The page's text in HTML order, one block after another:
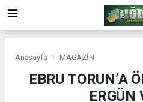
Anasayfa MAGAZİN
EBRU TORUN’A
ERGÜN